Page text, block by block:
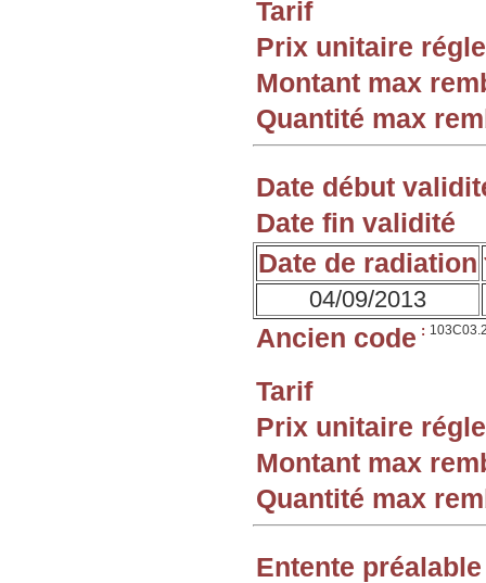
Tarif
Prix unitaire
Montant max
Quantité max
Date début
Date fin validité
Date de radiation
04/09/2013
Ancien code :
Tarif
Prix unitaire
Montant max
Quantité max
Entente préalable